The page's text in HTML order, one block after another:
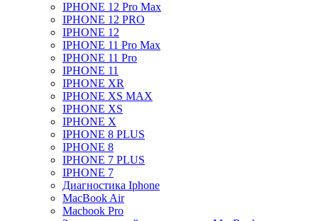
IPHONE 12 Pro Max
IPHONE 12 PRO
IPHONE 12
IPHONE 11 Pro Max
IPHONE 11 Pro
IPHONE 11
IPHONE XR
IPHONE XS MAX
IPHONE XS
IPHONE X
IPHONE 8 PLUS
IPHONE 8
IPHONE 7 PLUS
IPHONE 7
Диагностика Iphone
MacBook Air
Macbook Pro